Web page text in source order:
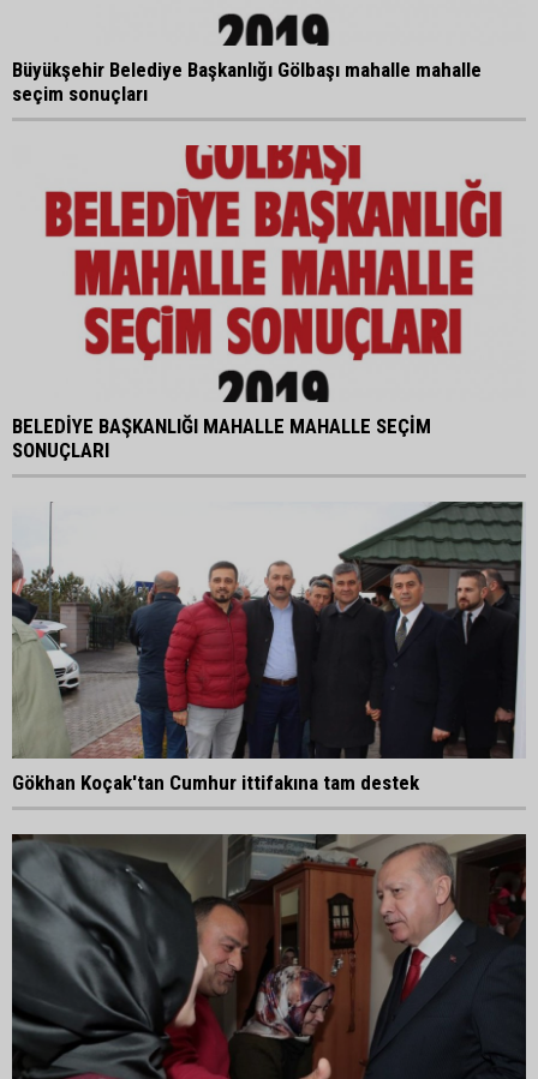
Büyükşehir Belediye Başkanlığı Gölbaşı mahalle mahalle
seçim sonuçları
BELEDİYE BAŞKANLIĞI MAHALLE MAHALLE SEÇİM
SONUÇLARI
Gökhan Koçak'tan Cumhur ittifakına tam destek